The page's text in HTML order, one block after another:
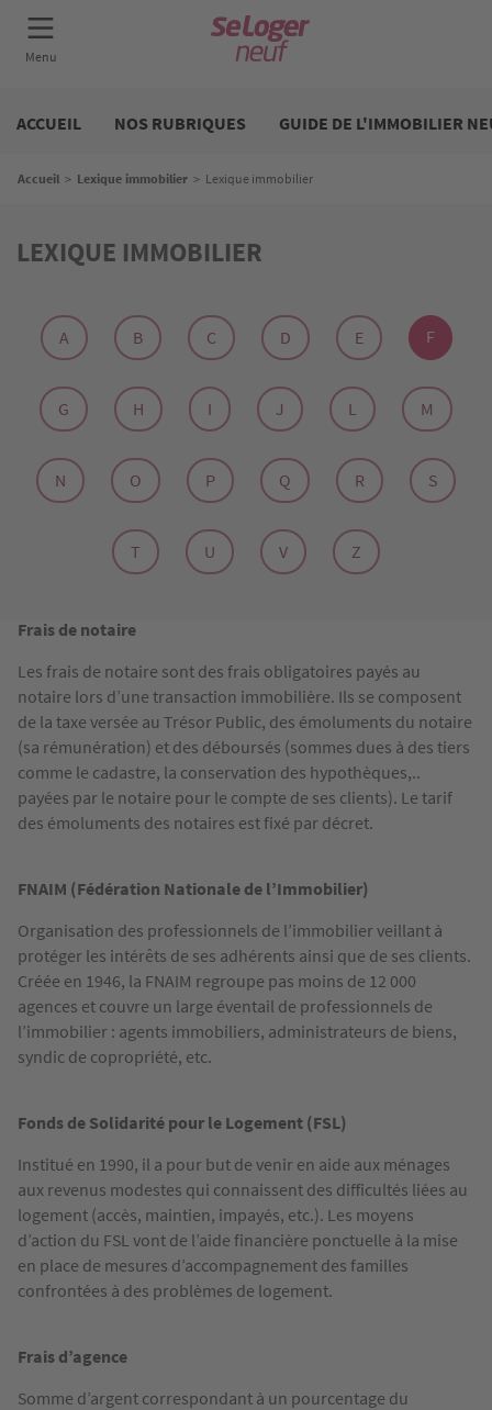
contenu
ACCUEIL
NOS RUBRIQUES GUIDE DE L'IMMOBILIER
Fil d'Ariane
Accueil > Lexique immobilier > Lexique immobilier
LEXIQUE IMMOBILIER
A B C D E F
G H I J L M
N O P Q R S
T U V Z
Frais de notaire
Les frais de notaire sont des frais obligatoires payés au
notaire lors d’une transaction immobilière. Ils se composent
de la taxe versée au Trésor Public, des émoluments du notaire
(sa rémunération) et des déboursés (sommes dues à des tiers
comme le cadastre, la conservation des hypothèques,..
payées par le notaire pour le compte de ses clients). Le tarif
des émoluments des notaires est fixé par décret.
FNAIM (Fédération Nationale de l’Immobilier)
Organisation des professionnels de l’immobilier veillant à
protéger les intérêts de ses adhérents ainsi que de ses clients.
Créée en 1946, la FNAIM regroupe pas moins de 12 000
agences et couvre un large éventail de professionnels de
l’immobilier : agents immobiliers, administrateurs de biens,
syndic de copropriété, etc.
Fonds de Solidarité pour le Logement (FSL)
Institué en 1990, il a pour but de venir en aide aux ménages
aux revenus modestes qui connaissent des difficultés liées au
logement (accès, maintien, impayés, etc.). Les moyens
d’action du FSL vont de l’aide financière ponctuelle à la mise
en place de mesures d’accompagnement des familles
confrontées à des problèmes de logement.
Frais d’agence
Somme d’argent correspondant à un pourcentage du